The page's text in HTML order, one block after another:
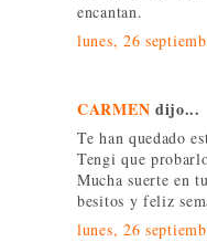
encantan.
lunes, 26
CARMEN dijo...
Te han quedado
Tengi que
Mucha suerte en
besitos y feliz
lunes, 26